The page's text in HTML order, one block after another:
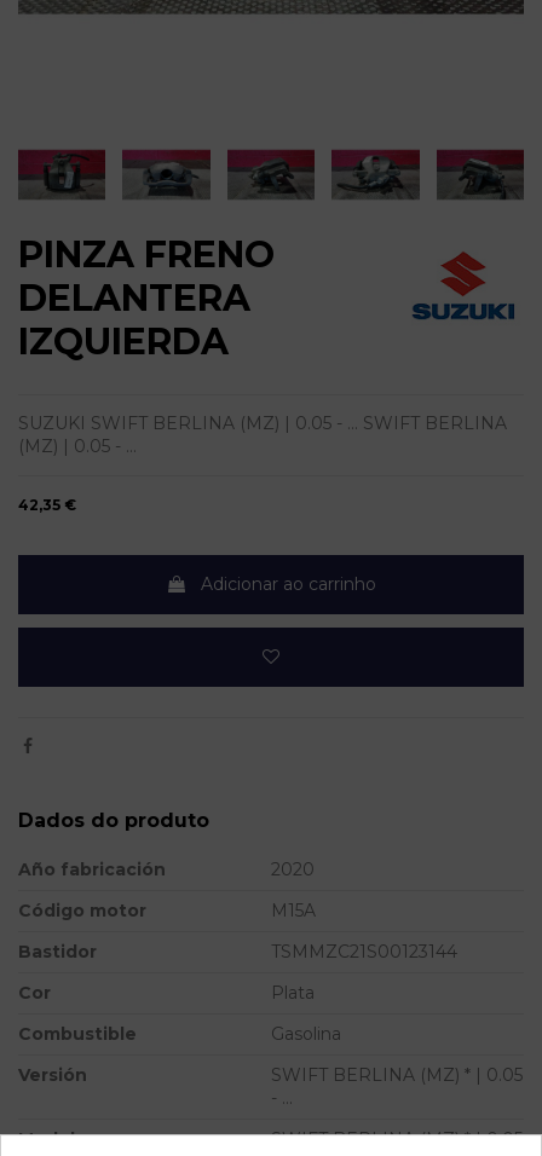
PINZA FRENO
DELANTERA
IZQUIERDA
SUZUKI SWIFT BERLINA (MZ) | 0.05 - ... SWIFT BERLINA
(MZ) | 0.05 - ...
42,35 €
Adicionar ao carrinho
Dados do produto
Año fabricación
2020
Código motor
M15A
Bastidor
TSMMZC21S00123144
Cor
Plata
Combustible
Gasolina
Versión
SWIFT BERLINA (MZ) * | 0.05
- ...
Modelo
SWIFT BERLINA (MZ) * | 0.05